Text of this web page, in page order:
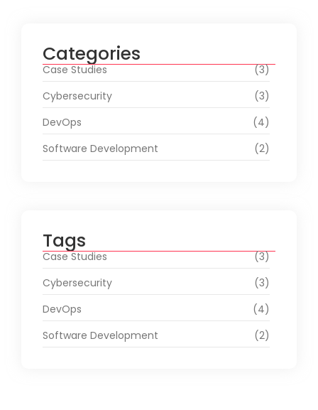
Categories
Case Studies
(3)
Cybersecurity
(3)
DevOps
(4)
Software Development
(2)
Tags
Case Studies
(3)
Cybersecurity
(3)
DevOps
(4)
Software Development
(2)